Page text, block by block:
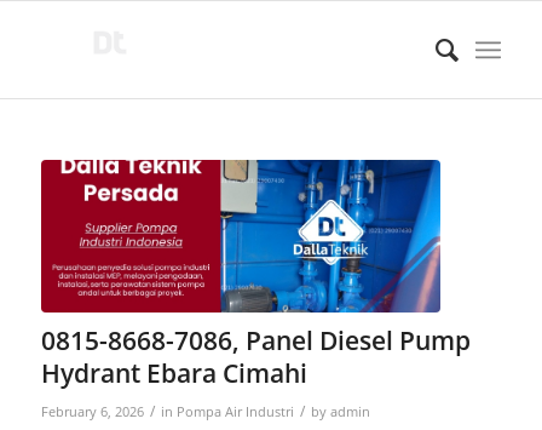
0815-8668-7086, Panel Diesel Pump
Hydrant Ebara Cimahi
February 6, 2026 / in Pompa Air Industri / by admin